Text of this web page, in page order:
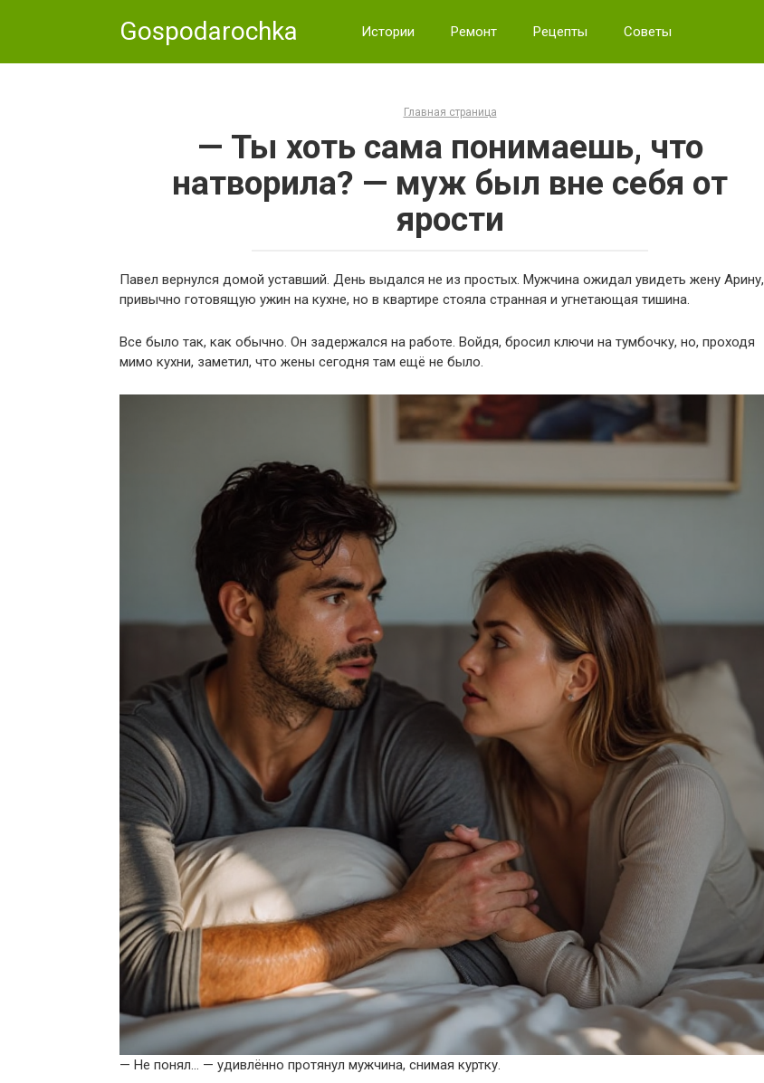
Gospodarochka Истории Ремонт Рецепты Советы
Главная страница
— Ты хоть сама понимаешь, что
натворила? — муж был вне себя от
ярости
Павел вернулся домой уставший. День выдался не из простых. Мужчина ожидал увидеть жену Арину,
привычно готовящую ужин на кухне, но в квартире стояла странная и угнетающая тишина.
Все было так, как обычно. Он задержался на работе. Войдя, бросил ключи на тумбочку, но, проходя
мимо кухни, заметил, что жены сегодня там ещё не было.
— Не понял… — удивлённо протянул мужчина, снимая куртку.